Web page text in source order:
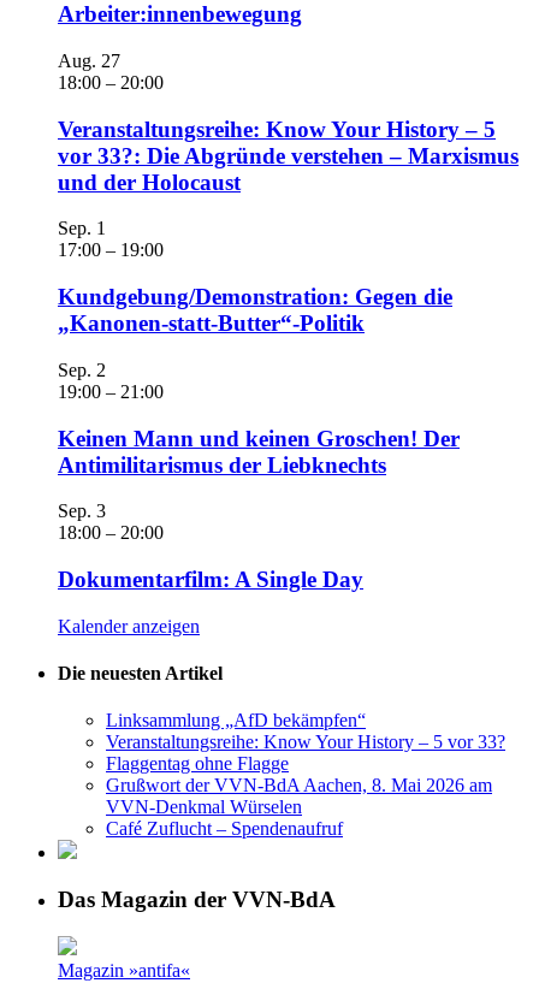
Arbeiter:innenbewegung
Aug. 27
18:00 – 20:00
Veranstaltungsreihe: Know Your History – 5
vor 33?: Die Abgründe verstehen – Marxismus
und der Holocaust
Sep. 1
17:00 – 19:00
Kundgebung/Demonstration: Gegen die
„Kanonen-statt-Butter“-Politik
Sep. 2
19:00 – 21:00
Keinen Mann und keinen Groschen! Der
Antimilitarismus der Liebknechts
Sep. 3
18:00 – 20:00
Dokumentarfilm: A Single Day
Kalender anzeigen
Die neuesten Artikel
Linksammlung „AfD bekämpfen“
Veranstaltungsreihe: Know Your History – 5 vor 33?
Flaggentag ohne Flagge
Grußwort der VVN-BdA Aachen, 8. Mai 2026 am
VVN-Denkmal Würselen
Café Zuflucht – Spendenaufruf
Das Magazin der VVN-BdA
Magazin »antifa«